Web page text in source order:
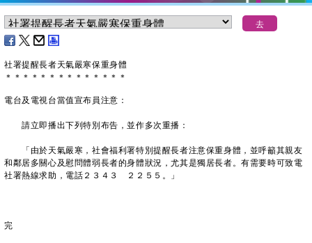
社署提醒長者天氣嚴寒保重身體
＊ ＊ ＊ ＊ ＊ ＊ ＊ ＊ ＊ ＊ ＊ ＊ ＊ ＊
電台及電視台當值宣布員注意：
請立即播出下列特別布告，並作多次重播：
「由於天氣嚴寒，社會福利署特別提醒長者注意保重身體，並呼籲其親友
和鄰居多關心及慰問體弱長者的身體狀況，尤其是獨居長者。有需要時可致電
社署熱線求助，電話２３４３ ２２５５。」
完